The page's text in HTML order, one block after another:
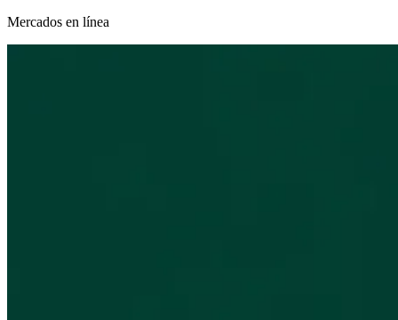
Mercados en línea